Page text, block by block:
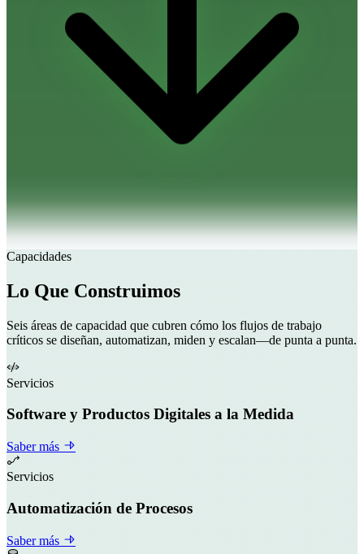
Capacidades
Lo Que Construimos
Seis áreas de capacidad que cubren cómo los flujos de trabajo
críticos se diseñan, automatizan, miden y escalan—de punta a punta.
Servicios
Software y Productos Digitales a la Medida
Saber más
Servicios
Automatización de Procesos
Saber más